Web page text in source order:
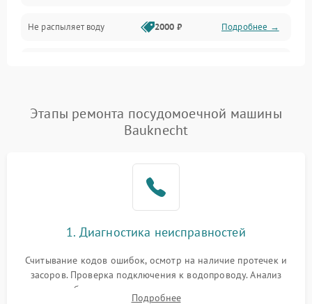
Программное обеспечение
Не распыляет воду 2000 ₽ Подробнее →
Проблемы с набором
воды
1800 ₽ Подробнее →
1700 ₽
циркуляционным насосом
2100 ₽ Подробнее →
Этапы ремонта посудомоечной машины
Bauknecht
1. Диагностика неисправностей
Считывание кодов ошибок, осмотр на наличие протечек и
засоров. Проверка подключения к водопроводу. Анализ
жалоб на отсутствие слива, нагрева, вращения
Подробнее